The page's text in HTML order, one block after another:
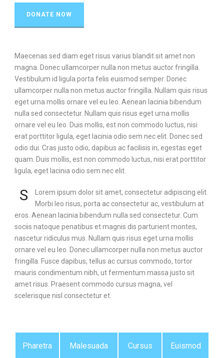
DONATE NOW
Maecenas sed diam eget risus varius blandit sit amet non
magna. Donec ullamcorper nulla non metus auctor fringilla.
Vestibulum id ligula porta felis euismod semper. Donec
ullamcorper nulla non metus auctor fringilla. Nullam quis risus
eget urna mollis ornare vel eu leo. Aenean lacinia bibendum
nulla sed consectetur. Nullam quis risus eget urna mollis
ornare vel eu leo. Duis mollis, est non commodo luctus, nisi
erat porttitor ligula, eget lacinia odio sem nec elit. Donec sed
odio dui. Cras justo odio, dapibus ac facilisis in, egestas eget
quam. Duis mollis, est non commodo luctus, nisi erat porttitor
ligula, eget lacinia odio sem nec elit.
S
Lorem ipsum dolor sit amet, consectetur adipiscing elit.
Morbi leo risus, porta ac consectetur ac, vestibulum at
eros. Aenean lacinia bibendum nulla sed consectetur. Cum
sociis natoque penatibus et magnis dis parturient montes,
nascetur ridiculus mus. Nullam quis risus eget urna mollis
ornare vel eu leo. Donec ullamcorper nulla non metus auctor
fringilla. Fusce dapibus, tellus ac cursus commodo, tortor
mauris condimentum nibh, ut fermentum massa justo sit
amet risus. Praesent commodo cursus magna, vel
scelerisque nisl consectetur et.
Pharetra Malesuada Cursus Euismod